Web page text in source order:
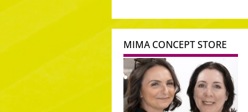
MIMA CONCEPT STORE